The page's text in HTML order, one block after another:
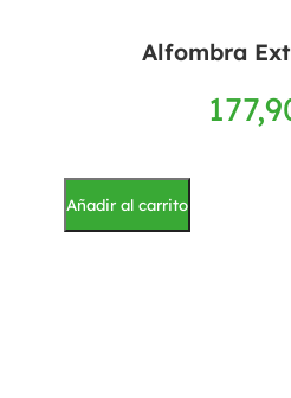
Alfombra
Añadir al carrito